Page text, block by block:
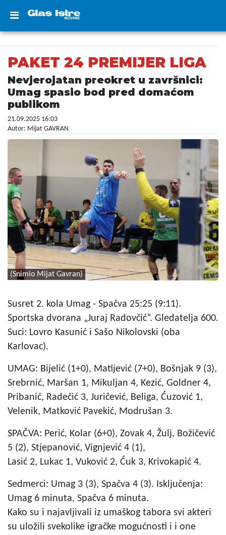
PAKET 24 PREMIJER LIGA
Nevjerojatan preokret u završnici:
Umag spasio bod pred domaćom
publikom
21.09.2025 16:03
Autor: Mijat GAVRAN
(Snimio Mijat Gavran)
Susret 2. kola Umag - Spačva 25:25 (9:11).
Sportska dvorana „Juraj Radovčić“. Gledatelja 600.
Suci: Lovro Kasunić i Sašo Nikolovski (oba
Karlovac).
UMAG: Bijelić (1+0), Matijević (7+0), Bošnjak 9 (3),
Srebrnić, Maršan 1, Mikuljan 4, Kezić, Goldner 4,
Pribanić, Radečić 3, Juričević, Beliga, Ćuzović 1,
Velenik, Matković Pavekić, Modrušan 3.
SPAČVA: Perić, Kolar (6+0), Zovak 4, Žulj, Božičević
5 (2), Stjepanović, Vignjević 4 (1),
Lasić 2, Lukac 1, Vuković 2, Ćuk 3, Krivokapić 4.
Sedmerci: Umag 3 (3), Spačva 4 (3). Isključenja:
Umag 6 minuta, Spačva 6 minuta.
Kako su i najavljivali iz umaškog tabora svi akteri
su uložili svekolike igračke mogućnosti i i one